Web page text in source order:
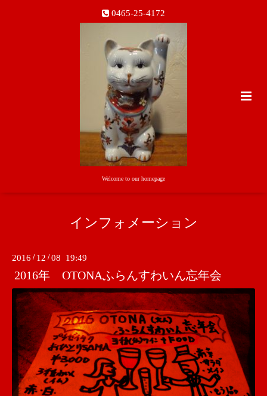
0465-25-4172
Welcome to our homepage
インフォメーション
2016 / 12 /08 19:49
2016年 OTONAふらんすわいん忘年会